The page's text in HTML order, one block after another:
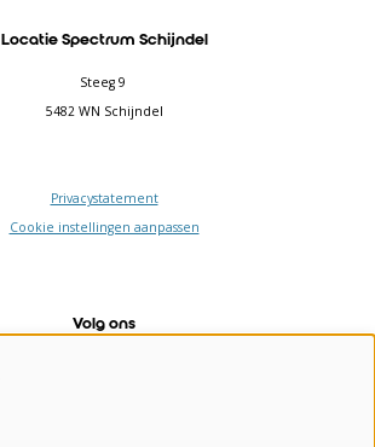
Locatie Spectrum Schijndel
Steeg 9
5482 WN Schijndel
Privacystatement
Cookie instellingen aanpassen
Volg ons